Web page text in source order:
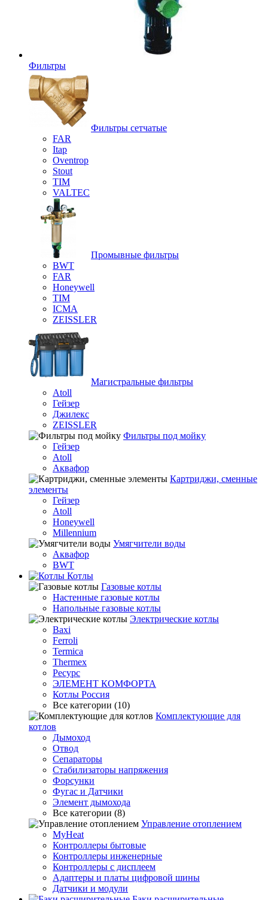
Фильтры
Фильтры сетчатые
FAR
Itap
Oventrop
Stout
TIM
VALTEC
Промывные фильтры
BWT
FAR
Honeywell
TIM
ICMA
ZEISSLER
Магистральные фильтры
Atoll
Гейзер
Джилекс
ZEISSLER
Фильтры под мойку
Гейзер
Atoll
Аквафор
Картриджи, сменные
элементы
Гейзер
Atoll
Honeywell
Millennium
Умягчители воды
Аквафор
BWT
Котлы
Гaзовые котлы
Настенные газовые котлы
Напольные газовые котлы
Электрические котлы
Baxi
Ferroli
Termica
Thermex
Ресурс
ЭЛЕМЕНТ КОМФОРТА
Котлы Россия
Все категории (10)
Комплектующие для
котлов
Дымоход
Отвод
Сепараторы
Стабилизаторы напряжения
Форсунки
Фугас и Датчики
Элемент дымохода
Все категории (8)
Управление отоплением
MyHeat
Контроллеры бытовые
Контроллеры инженерные
Контроллеры с дисплеем
Адаптеры и платы цифровой шины
Датчики и модули